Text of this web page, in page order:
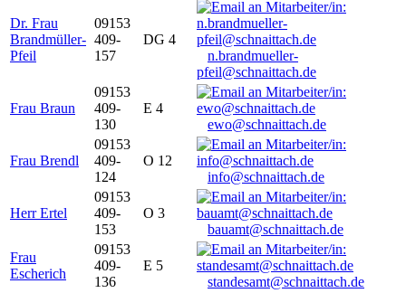
Dr. Frau
Brandmüller-
Pfeil
09153
409-
157
DG 4
n.brandmueller-
pfeil@schnaittach.de
Frau Braun
09153
409-
130
E 4
ewo@schnaittach.de
Frau Brendl
09153
409-
124
O 12
info@schnaittach.de
Herr Ertel
09153
409-
153
O 3
bauamt@schnaittach.de
Frau
Escherich
09153
409-
136
E 5
standesamt@schnaittach.de